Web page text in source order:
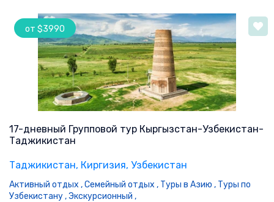
от $3990
17-дневный Групповой тур Кыргызстан-Узбекистан-
Таджикистан
Таджикистан, Киргизия, Узбекистан
Активный отдых ,Семейный отдых , Туры в Азию , Туры по
Узбекистану ,Экскурсионный ,